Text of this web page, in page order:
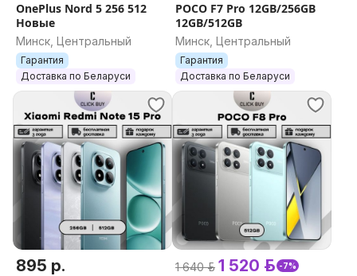
OnePlus Nord 5 256 512
Новые
Минск, Центральный
Гарантия
Доставка по Беларуси
POCO F7 Pro 12GB/256GB
12GB/512GB
Минск, Центральный
Гарантия
Доставка по Беларуси
895 р. 1 640 р. 1 520 р. -7%